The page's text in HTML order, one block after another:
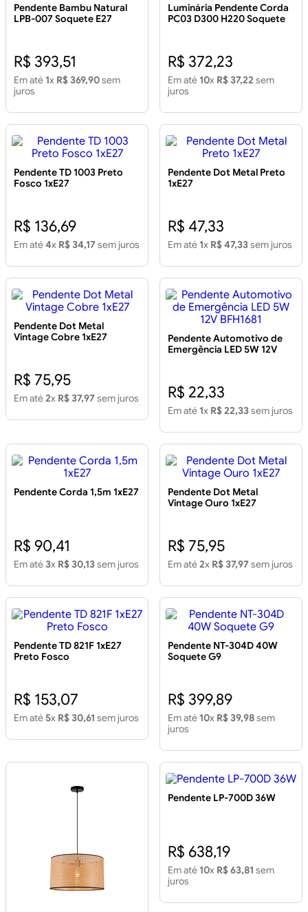
Pendente Bambu Natural
LPB-007 Soquete E27
R$ 393,51
Em até 1x R$ 369,90sem
juros
Luminária Pendente Corda
PC03 D300 H220 Soquete
R$ 372,23
Em até 10x R$ 37,22 sem
juros
Pendente TD 1003 Preto
Fosco 1xE27
R$ 136,69
Em até4x R$ 34,17 sem juros
Pendente Dot Metal Preto
1xE27
R$ 47,33
Em até 1x R$ 47,33sem juros
Pendente Dot Metal
Vintage Cobre 1xE27
R$ 75,95
Em até2x R$ 37,97 sem juros
Pendente Automotivo de
Emergência LED 5W 12V
R$ 22,33
Em até 1x R$ 22,33sem juros
Pendente Corda 1,5m 1xE27
R$ 90,41
Em até 3x R$ 30,13sem juros
Pendente Dot Metal
Vintage Ouro 1xE27
R$ 75,95
Em até2x R$ 37,97 sem juros
Pendente TD 821F 1xE27
Preto Fosco
R$ 153,07
Em até 5x R$ 30,61 sem juros
Pendente NT-304D 40W
Soquete G9
R$ 399,89
Em até 10x R$ 39,98sem
juros
Pendente LP-700D 36W
R$ 638,19
Em até 10x R$ 63,81 sem
juros